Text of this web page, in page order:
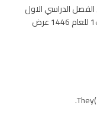
الدراسي الاول
تحميل تليخص مراجعة انجليزي خامس ابتدائي ف1 للعام 1446 عرض